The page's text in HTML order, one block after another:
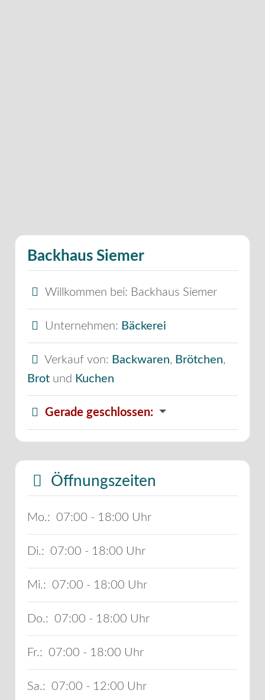
Backhaus Siemer
Willkommen bei: Backhaus Siemer
Unternehmen: Bäckerei
Verkauf von: Backwaren, Brötchen,
Brot und Kuchen
Gerade geschlossen:
Öffnungszeiten
Mo.: 07:00 - 18:00
Di.: 07:00 - 18:00
Mi.: 07:00 - 18:00
Do.: 07:00 - 18:00
Fr.: 07:00 - 18:00
Sa.: 07:00 - 12:00